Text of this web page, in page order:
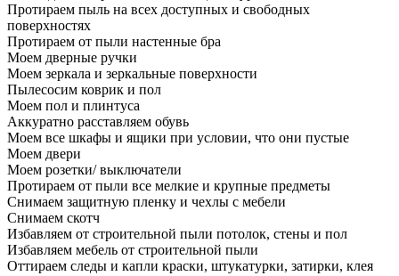
Протираем пыль на всех доступных и свободных
поверхностях
Протираем от пыли настенные бра
Моем дверные ручки
Моем зеркала и зеркальные поверхности
Пылесосим коврик и пол
Моем пол и плинтуса
Аккуратно расставляем обувь
Моем все шкафы и ящики при условии, что они пустые
Моем двери
Моем розетки/ выключатели
Протираем от пыли все мелкие и крупные предметы
Снимаем защитную пленку и чехлы с мебели
Снимаем скотч
Избавляем от строительной пыли потолок, стены и пол
Избавляем мебель от строительной пыли
Оттираем следы и капли краски, штукатурки, затирки, клея